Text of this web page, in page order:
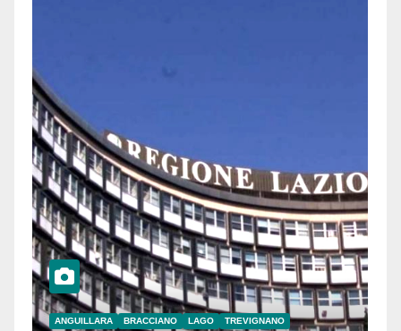
ANGUILLARA BRACCIANO LAGO TREVIGNANO